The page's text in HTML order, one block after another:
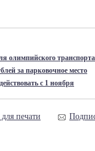
олимпийского транспорта
за парковочное место
с 1 ноября
печати